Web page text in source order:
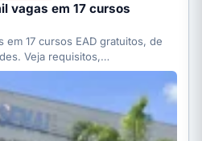
vagas em 17 cursos
em 17 cursos EAD gratuitos, de
Veja requisitos,…